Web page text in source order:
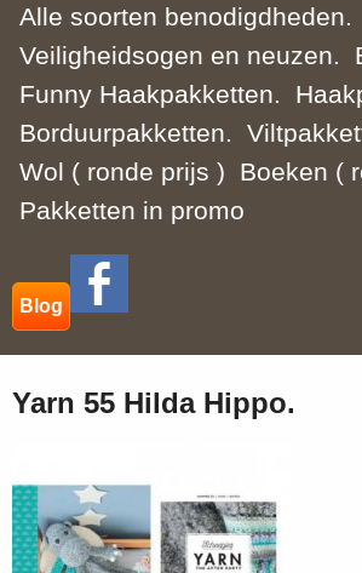
Alle soorten benodigdheden.
Veiligheidsogen en neuzen.
Funny Haakpakketten.
Borduurpakketten.
Wol ( ronde prijs )
Boeken (
Pakketten in promo
Blog
Yarn 55 Hilda Hippo.